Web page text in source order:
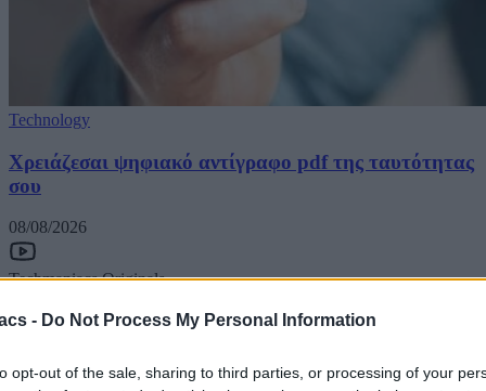
- Do Not Process My Personal Information
opt-out of the sale, sharing to third parties, or processing of your
Technology
Χρειάζεσαι ψηφιακό αντίγραφο pdf της ταυτότητας
σου
08/08/2026
Techmaniacs Originals
Reviews